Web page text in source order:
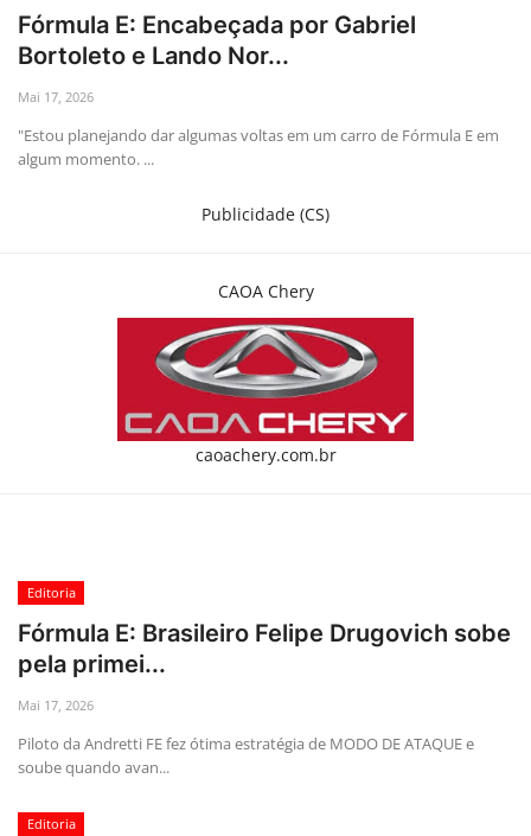
Automobilismo
English Portuguese
Fórmula E: Encabeçada por Gabriel
Bortoleto e Lando Nor...
Mai 17, 2026
"Estou planejando dar algumas voltas em um carro de Fórmula E em
algum momento. ...
Publicidade (CS)
CAOA Chery
caoachery.com.br
Editoria
Fórmula E: Brasileiro Felipe Drugovich sobe
pela primei...
Mai 17, 2026
Piloto da Andretti FE fez ótima estratégia de MODO DE ATAQUE e
soube quando avan...
Editoria